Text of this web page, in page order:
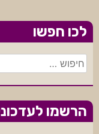
לכו חפשו
חיפוש:
הרשמו